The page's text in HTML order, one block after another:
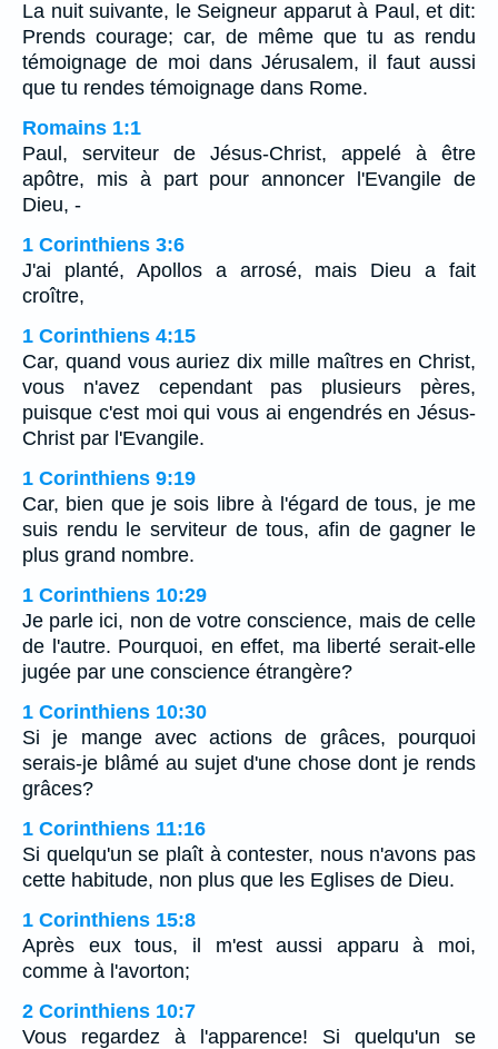
La nuit suivante, le Seigneur apparut à Paul, et dit:
Prends courage; car, de même que tu as rendu
témoignage de moi dans Jérusalem, il faut aussi
que tu rendes témoignage dans Rome.
Romains 1:1
Paul, serviteur de Jésus-Christ, appelé à être
apôtre, mis à part pour annoncer l'Evangile de
Dieu, -
1 Corinthiens 3:6
J'ai planté, Apollos a arrosé, mais Dieu a fait
croître,
1 Corinthiens 4:15
Car, quand vous auriez dix mille maîtres en Christ,
vous n'avez cependant pas plusieurs pères,
puisque c'est moi qui vous ai engendrés en Jésus-
Christ par l'Evangile.
1 Corinthiens 9:19
Car, bien que je sois libre à l'égard de tous, je me
suis rendu le serviteur de tous, afin de gagner le
plus grand nombre.
1 Corinthiens 10:29
Je parle ici, non de votre conscience, mais de celle
de l'autre. Pourquoi, en effet, ma liberté serait-elle
jugée par une conscience étrangère?
1 Corinthiens 10:30
Si je mange avec actions de grâces, pourquoi
serais-je blâmé au sujet d'une chose dont je rends
grâces?
1 Corinthiens 11:16
Si quelqu'un se plaît à contester, nous n'avons pas
cette habitude, non plus que les Eglises de Dieu.
1 Corinthiens 15:8
Après eux tous, il m'est aussi apparu à moi,
comme à l'avorton;
2 Corinthiens 10:7
Vous regardez à l'apparence! Si quelqu'un se